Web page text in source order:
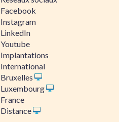
Facebook
Instagram
LinkedIn
Youtube
Implantations
International
Bruxelles
Luxembourg
France
Distance